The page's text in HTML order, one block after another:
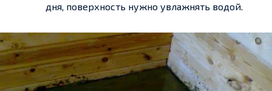
дня, поверхность нужно увлажнять водой.